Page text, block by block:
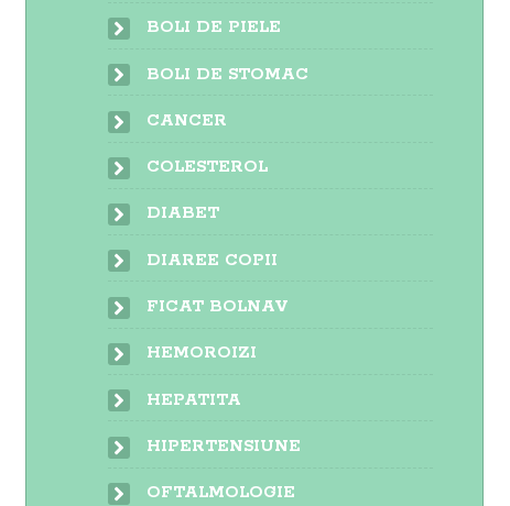
BOLI DE PIELE
BOLI DE STOMAC
CANCER
COLESTEROL
DIABET
DIAREE COPII
FICAT BOLNAV
HEMOROIZI
HEPATITA
HIPERTENSIUNE
OFTALMOLOGIE